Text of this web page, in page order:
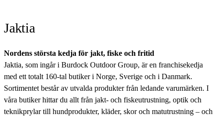
Jaktia
Nordens största kedja för jakt, fiske och fritid
Jaktia, som ingår i Burdock Outdoor Group, är en franchisekedja
med ett totalt 160-tal butiker i Norge, Sverige och i Danmark.
Sortimentet består av utvalda produkter från ledande varumärken. I
våra butiker hittar du allt från jakt- och fiskeutrustning, optik och
teknikprylar till hundprodukter, kläder, skor och matutrustning – och